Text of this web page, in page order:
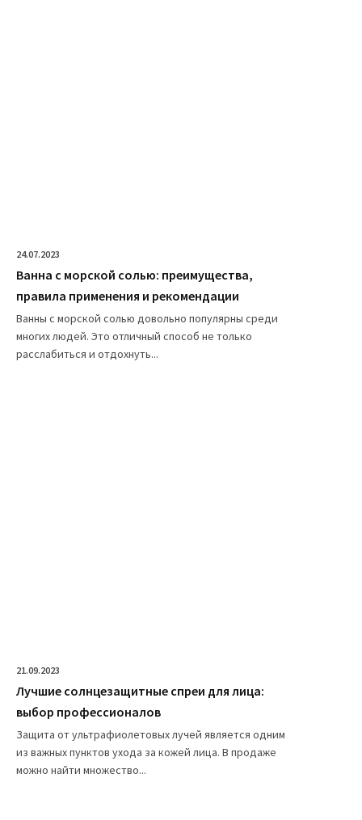
24.07.2023
Ванна с морской солью: преимущества,
правила применения и рекомендации
Ванны с морской солью довольно популярны среди
многих людей. Это отличный способ не только
расслабиться и отдохнуть...
21.09.2023
Лучшие солнцезащитные спреи для лица:
выбор профессионалов
Защита от ультрафиолетовых лучей является одним
из важных пунктов ухода за кожей лица. В продаже
можно найти множество...